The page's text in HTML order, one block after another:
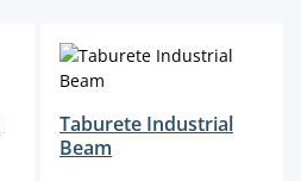
Taburete Industrial
Beam